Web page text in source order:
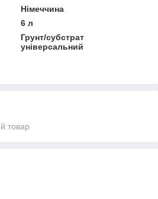
Німеччина
6 л
Грунт/субстрат
універсальний
товар